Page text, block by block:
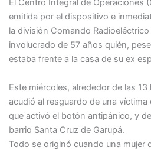
El Centro Integral de Operaciones
emitida por el dispositivo e
la división Comando
involucrado de 57 años quién,
estaba frente a la casa de su ex
Este miércoles, alrededor de las
acudió al resguardo de una
que activó el botón antipánico, y
barrio Santa Cruz de Garupá.
Todo se originó cuando una mujer